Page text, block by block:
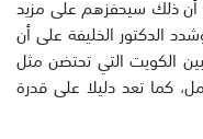
أن ذلك سيحفزهم على مزيد
الدكتور الخليفة على أن
الكويت التي تحتضن مثل
كما تعد دليلا على قدرة